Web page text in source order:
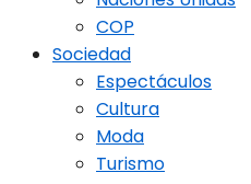
COP
Sociedad
Espectáculos
Cultura
Moda
Turismo